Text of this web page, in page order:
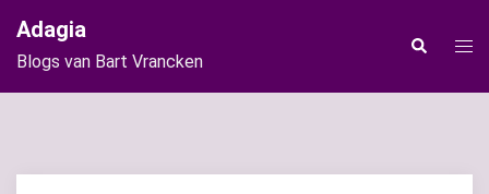
naar
de
inhoud
Adagia
Blogs van Bart Vrancken
Zoeken